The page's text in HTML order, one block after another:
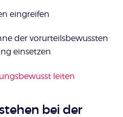
eingreifen
der vorurteilsbewussten
einsetzen
leiten
bei der